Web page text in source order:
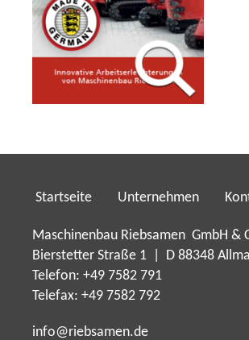
Startseite Unternehmen
Maschinenbau Riebsamen GmbH &
Bierstetter Straße 1 | D 88348
Telefon: +49 7582 791
Telefax: +49 7582 792
nf r bs m n d